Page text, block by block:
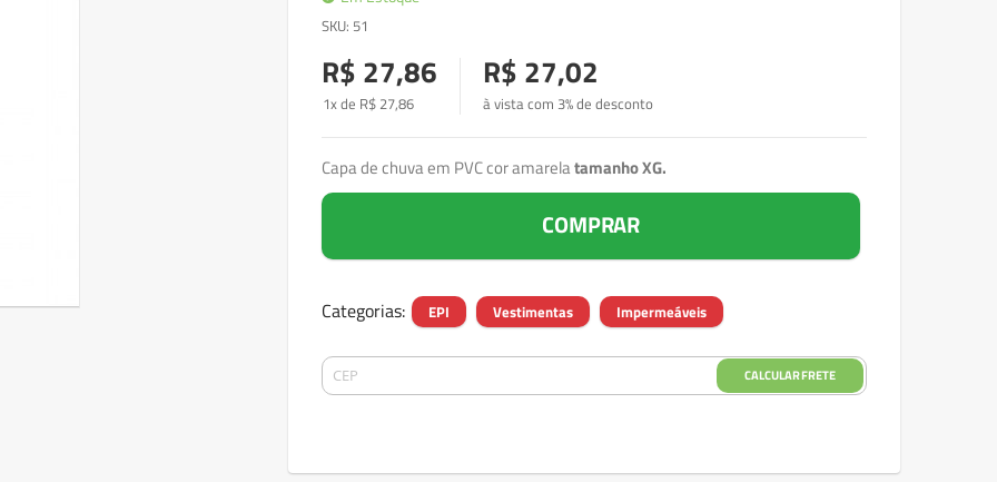
SKU 51
R$ 27,86
1x de R$ 27,86
R$ 27,02
à vista com 3% de desconto
Capa de chuva em PVC cor amarelatamanho XG.
COMPRAR
Categorias: EPI Vestimentas Impermeáveis
CALCULAR FRETE